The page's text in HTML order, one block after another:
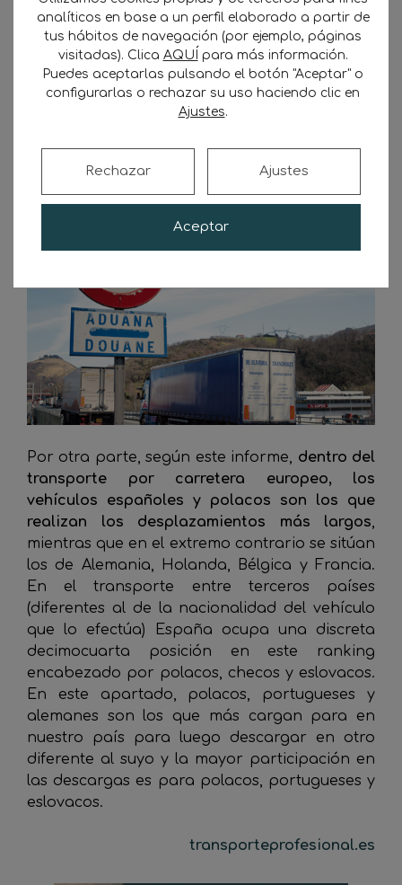
más toneladas-kilómetro que las empresas
franceses: 23,6 millones de toneladas (casi la
cuarta parte de las exportaciones totales)
frente 14,9, y el 17,5% de las toneladas-
kilómetro frente al 14,5% efectuado por los
refiere, en toneladas-kilómetro producidas, los
españoles ampliamente y los polacos por muy
poco superan a los transportistas franceses,
son las empresas galas las que más mueven,
seguidas de belgas y españolas.
Por otra parte, según este informe, dentro del
transporte por carretera europeo, los
vehículos españoles y polacos son los que
realizan los desplazamientos más largos,
mientras que en el extremo contrario se sitúan
los de Alemania, Holanda, Bélgica y Francia.
En el transporte entre terceros países
(diferentes al de la nacionalidad del vehículo
que lo efectúa) España ocupa una discreta
decimocuarta posición en este ranking
encabezado por polacos, checos y eslovacos.
En este apartado, polacos, portugueses y
alemanes son los que más cargan para en
nuestro país para luego descargar en otro
diferente al suyo y la mayor participación en
las descargas es para polacos, portugueses y
eslovacos.
transporteprofesional.es
analíticos en base a un perfil elaborado a partir de
tus hábitos de navegación (por ejemplo, páginas
visitadas). Clica AQUÍ para más información.
Puedes aceptarlas pulsando el botón "Aceptar" o
configurarlas o rechazar su uso haciendo clic en
Ajustes.
Aceptar
Rechazar Ajustes